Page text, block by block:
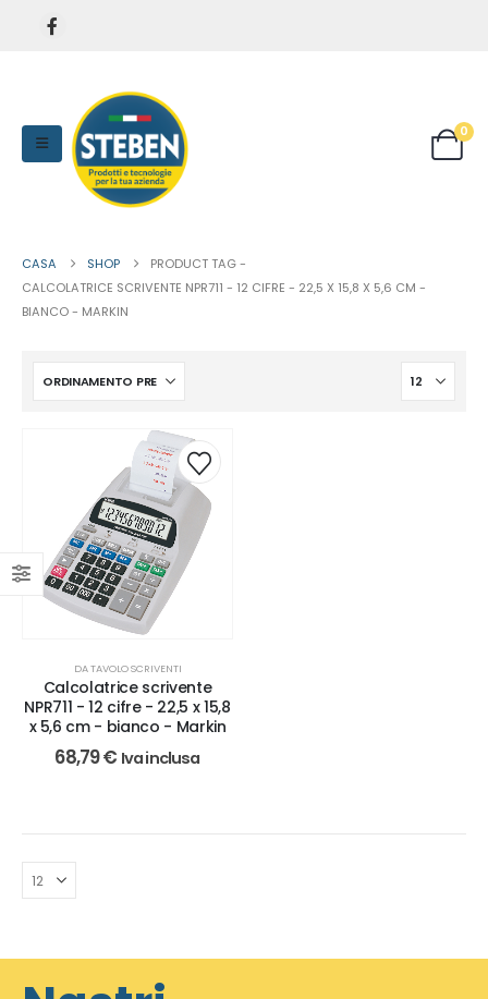
0
CASA SHOP
PRODUCT TAG -
CALCOLATRICE SCRIVENTE NPR711 - 12 CIFRE - 22,5 X 15,8 X 5,6 CM -
BIANCO - MARKIN
DA TAVOLO SCRIVENTI
Calcolatrice scrivente
NPR711 - 12 cifre - 22,5 x 15,8
x 5,6 cm - bianco - Markin
68,79€ Iva inclusa